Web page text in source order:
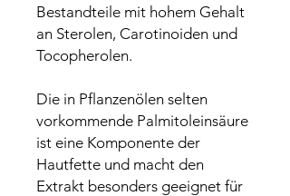
Bestandteile mit hohem Gehalt
an Sterolen, Carotinoiden und
Tocopherolen.
Die in Pflanzenölen selten
vorkommende Palmitoleinsäure
ist eine Komponente der
Hautfette und macht den
Extrakt besonders geeignet für